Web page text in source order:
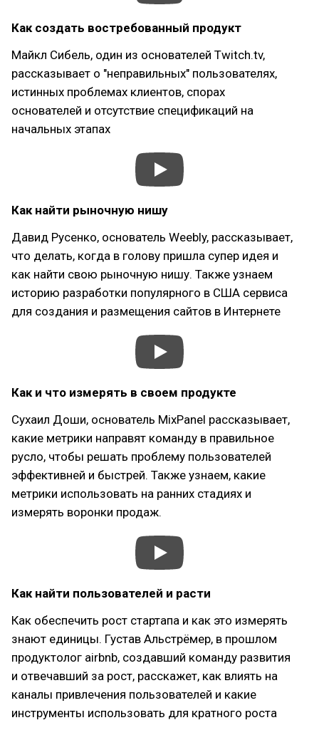
Как создать востребованный продукт
Майкл Сибель, один из основателей Twitch.tv,
рассказывает о "неправильных" пользователях,
истинных проблемах клиентов, спорах
основателей и отсутствие спецификаций на
начальных этапах
Как найти рыночную нишу
Давид Русенко, основатель Weebly, рассказывает,
что делать, когда в голову пришла супер идея и
как найти свою рыночную нишу. Также узнаем
историю разработки популярного в США сервиса
для создания и размещения сайтов в Интернете
Как и что измерять в своем продукте
Сухаил Доши, основатель MixPanel рассказывает,
какие метрики направят команду в правильное
русло, чтобы решать проблему пользователей
эффективней и быстрей. Также узнаем, какие
метрики использовать на ранних стадиях и
измерять воронки продаж.
Как найти пользователей и расти
Как обеспечить рост стартапа и как это измерять
знают единицы. Густав Альстрёмер, в прошлом
продуктолог airbnb, создавший команду развития
и отвечавший за рост, расскажет, как влиять на
каналы привлечения пользователей и какие
инструменты использовать для кратного роста